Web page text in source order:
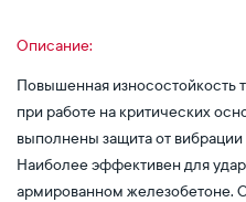
Описание:
Повышенная износостойкость
при работе на критических
выполнены защита от
Наиболее эффективен для
армированном железобетоне.